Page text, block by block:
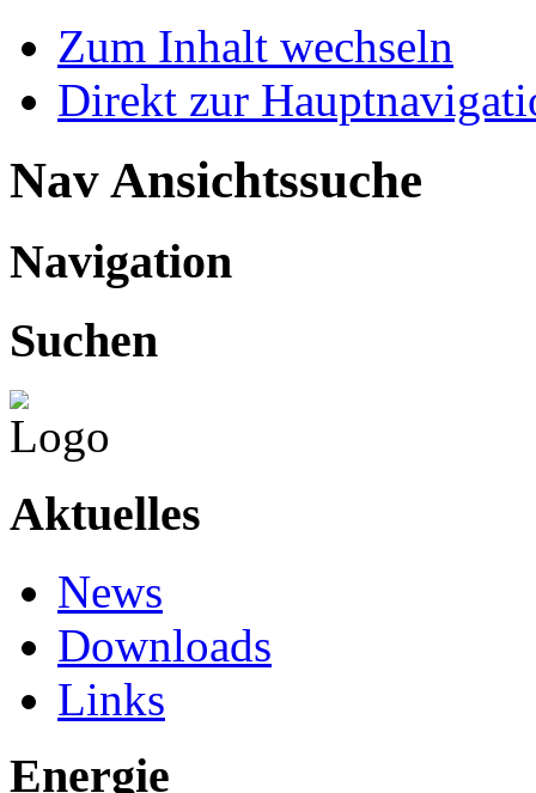
Zum Inhalt wechseln
Direkt zur
Nav Ansichtssuche
Navigation
Suchen
Aktuelles
News
Downloads
Links
Energie